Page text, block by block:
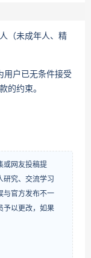
（未成年人、精
用户已无条件接受
的约束。
或网友投稿提
研究、交流学习
与官方发布不一
予以更改，如果